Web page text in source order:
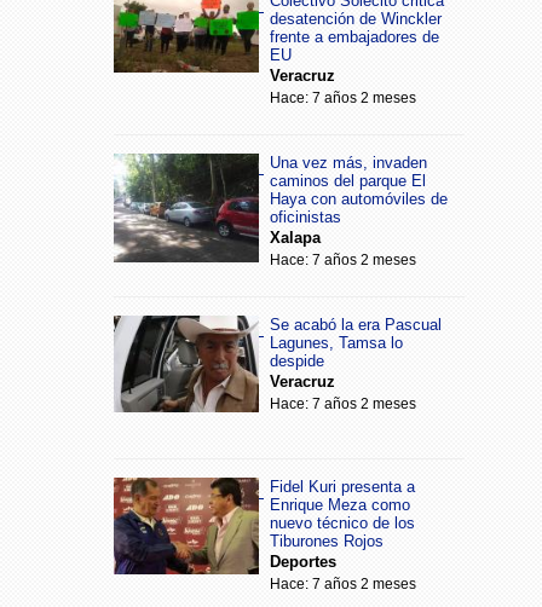
desatención de Winckler
frente a embajadores de
EU
Veracruz
Hace: 7 años 2 meses
Una vez más, invaden
caminos del parque El
Haya con automóviles de
oficinistas
Xalapa
Hace: 7 años 2 meses
Se acabó la era Pascual
Lagunes, Tamsa lo
despide
Veracruz
Hace: 7 años 2 meses
Fidel Kuri presenta a
Enrique Meza como
nuevo técnico de los
Tiburones Rojos
Deportes
Hace: 7 años 2 meses